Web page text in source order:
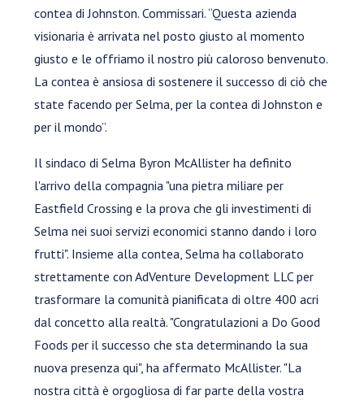
contea di Johnston. Commissari. “Questa azienda
visionaria è arrivata nel posto giusto al momento
giusto e le offriamo il nostro più caloroso benvenuto.
La contea è ansiosa di sostenere il successo di ciò che
state facendo per Selma, per la contea di Johnston e
per il mondo”.
Il sindaco di Selma Byron McAllister ha definito
l'arrivo della compagnia "una pietra miliare per
Eastfield Crossing e la prova che gli investimenti di
Selma nei suoi servizi economici stanno dando i loro
frutti". Insieme alla contea, Selma ha collaborato
strettamente con AdVenture Development LLC per
trasformare la comunità pianificata di oltre 400 acri
dal concetto alla realtà. "Congratulazioni a Do Good
Foods per il successo che sta determinando la sua
nuova presenza qui", ha affermato McAllister. "La
nostra città è orgogliosa di far parte della vostra